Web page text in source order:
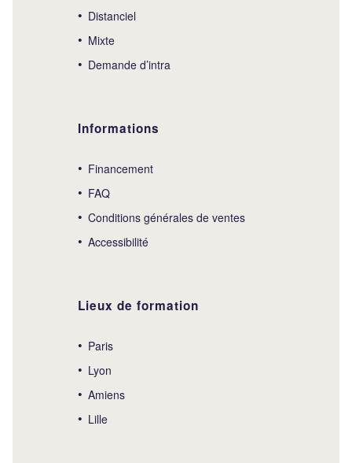
Distanciel
Mixte
Demande d’intra
Informations
Financement
FAQ
Conditions générales de ventes
Accessibilité
Lieux de formation
Paris
Lyon
Amiens
Lille